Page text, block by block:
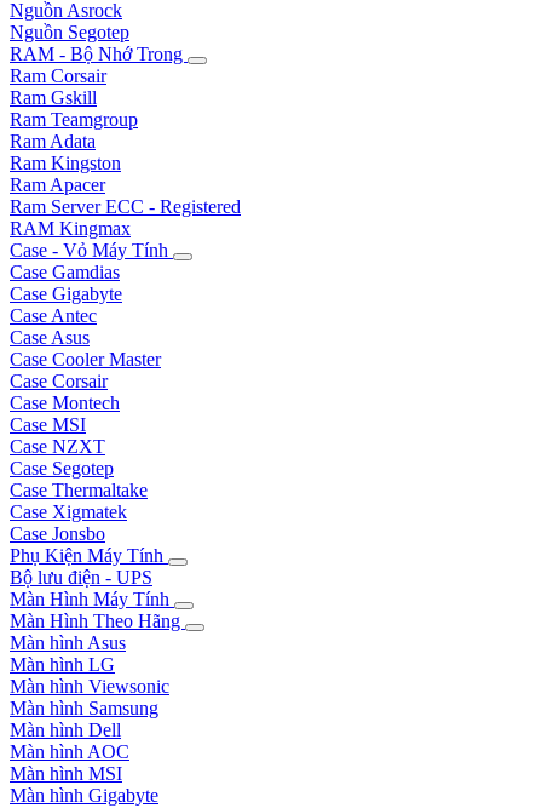
Nguồn Asrock
Nguồn Segotep
RAM - Bộ Nhớ Trong
Ram Corsair
Ram Gskill
Ram Teamgroup
Ram Adata
Ram Kingston
Ram Apacer
Ram Server ECC - Registered
RAM Kingmax
Case - Vỏ Máy Tính
Case Gamdias
Case Gigabyte
Case Antec
Case Asus
Case Cooler Master
Case Corsair
Case Montech
Case MSI
Case NZXT
Case Segotep
Case Thermaltake
Case Xigmatek
Case Jonsbo
Phụ Kiện Máy Tính
Bộ lưu điện - UPS
Màn Hình Máy Tính
Màn Hình Theo Hãng
Màn hình Asus
Màn hình LG
Màn hình Viewsonic
Màn hình Samsung
Màn hình Dell
Màn hình AOC
Màn hình MSI
Màn hình Gigabyte